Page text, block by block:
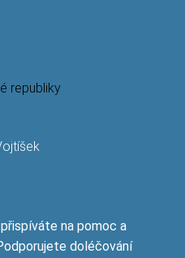
republiky
na pomoc a
doléčování